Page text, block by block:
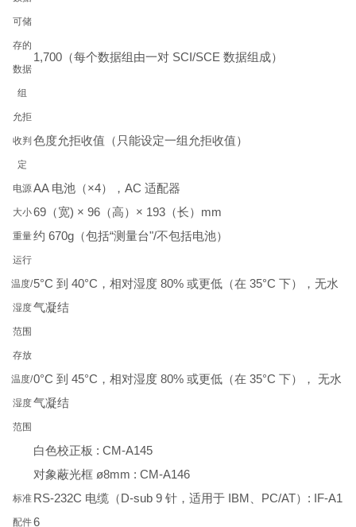
可储
存的
数据
组
1,700（每个数据组由一对 SCI/SCE 数据组成）
允拒
收判
定
色度允拒收值（只能设定一组允拒收值）
电源AA 电池（×4），AC 适配器
大小69（宽) × 96（高）× 193（长）mm
重量约 670g（包括“测量台"/不包括电池）
运行
温度/
湿度
范围
5°C 到 40°C，相对湿度 80% 或更低（在 35°C 下），无水
气凝结
存放
温度/
湿度
范围
0°C 到 45°C，相对湿度 80% 或更低（在 35°C 下）， 无水
气凝结
标准
配件
白色校正板 : CM-A145
对象蔽光框 ø8mm : CM-A146
RS-232C 电缆（D-sub 9 针，适用于 IBM、PC/AT）: IF-A1
6